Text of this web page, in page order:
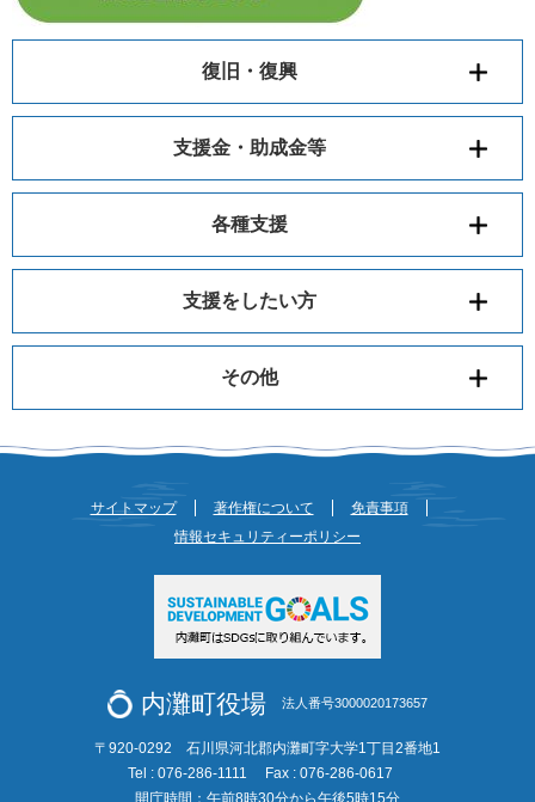
復旧・復興
支援金・助成金等
各種支援
支援をしたい方
その他
サイトマップ 著作権について
免責事項
情報セキュリティーポリシー
内灘町役場 法人番号3000020173657
〒920-0292 石川県河北郡内灘町字大学1丁目2番地1
Tel : 076-286-1111
Fax : 076-286-0617
開庁時間：午前8時30分から午後5時15分